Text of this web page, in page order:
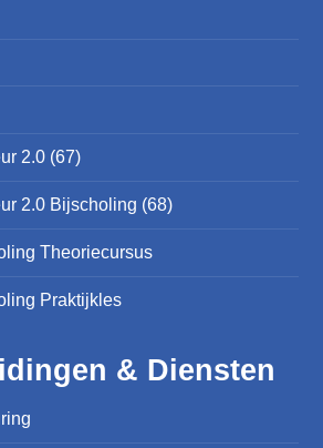
2.0 (67)
2.0 Bijscholing (68)
Theoriecursus
Praktijkles
& Diensten